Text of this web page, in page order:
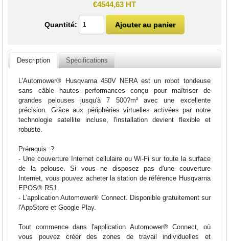
€4544,63 HT
Quantité:
Description Specifications
L'Automower® Husqvarna 450V NERA est un robot tondeuse
sans câble hautes performances conçu pour maîtriser de
grandes pelouses jusqu'à 7 500?m² avec une excellente
précision. Grâce aux périphéries virtuelles activées par notre
technologie satellite incluse, l'installation devient flexible et
robuste.
Prérequis :?
- Une couverture Internet cellulaire ou Wi-Fi sur toute la surface
de la pelouse. Si vous ne disposez pas d'une couverture
Internet, vous pouvez acheter la station de référence Husqvarna
EPOS® RS1.
- L'application Automower® Connect. Disponible gratuitement sur
l'AppStore et Google Play.
Tout commence dans l'application Automower® Connect, où
vous pouvez créer des zones de travail individuelles et